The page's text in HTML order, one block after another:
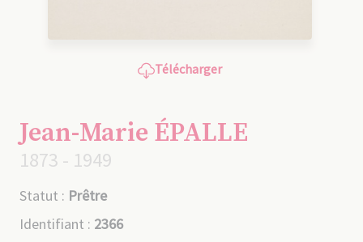
Télécharger
Jean-Marie ÉPALLE
1873 - 1949
Statut : Prêtre
Identifiant : 2366